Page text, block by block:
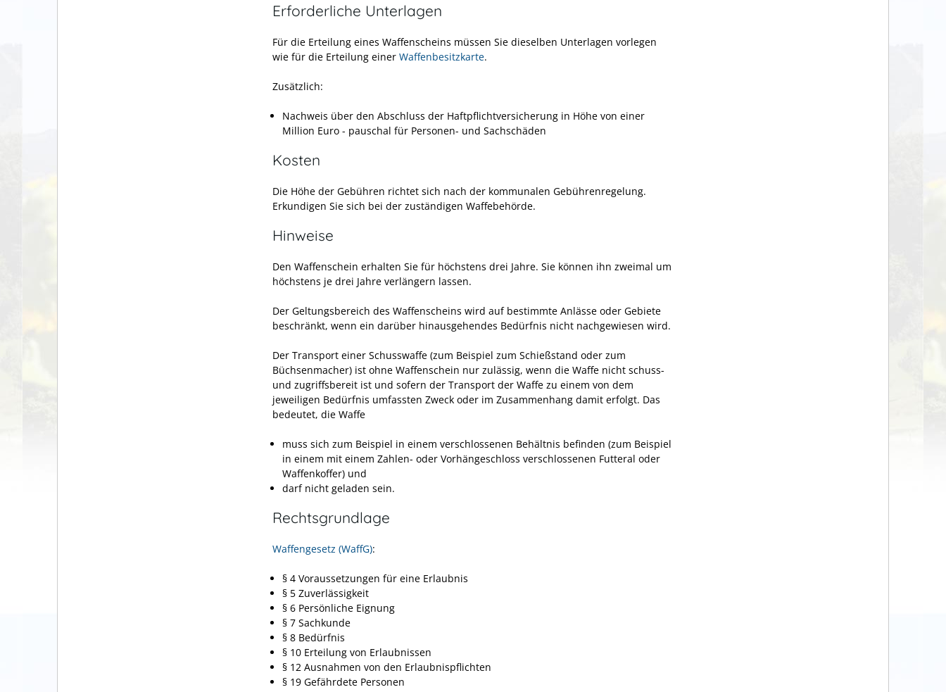
Erforderliche Unterlagen
Für die Erteilung eines Waffenscheins müssen Sie dieselben Unterlagen vorlegen
wie für die Erteilung einer Waffenbesitzkarte.
Zusätzlich:
Nachweis über den Abschluss der Haftpflichtversicherung in Höhe von einer
Million Euro - pauschal für Personen- und Sachschäden
Kosten
Die Höhe der Gebühren richtet sich nach der kommunalen Gebührenregelung.
Erkundigen Sie sich bei der zuständigen Waffebehörde.
Hinweise
Den Waffenschein erhalten Sie für höchstens drei Jahre. Sie können ihn zweimal um
höchstens je drei Jahre verlängern lassen.
Der Geltungsbereich des Waffenscheins wird auf bestimmte Anlässe oder Gebiete
beschränkt, wenn ein darüber hinausgehendes Bedürfnis nicht nachgewiesen wird.
Der Transport einer Schusswaffe (zum Beispiel zum Schießstand oder zum
Büchsenmacher) ist ohne Waffenschein nur zulässig, wenn die Waffe nicht schuss-
und zugriffsbereit ist und sofern der Transport der Waffe zu einem von dem
jeweiligen Bedürfnis umfassten Zweck oder im Zusammenhang damit erfolgt. Das
bedeutet, die Waffe
muss sich zum Beispiel in einem verschlossenen Behältnis befinden (zum Beispiel
in einem mit einem Zahlen- oder Vorhängeschloss verschlossenen Futteral oder
Waffenkoffer) und
darf nicht geladen sein.
Rechtsgrundlage
Waffengesetz (WaffG):
§ 4 Voraussetzungen für eine Erlaubnis
§ 5 Zuverlässigkeit
§ 6 Persönliche Eignung
§ 7 Sachkunde
§ 8 Bedürfnis
§ 10 Erteilung von Erlaubnissen
§ 12 Ausnahmen von den Erlaubnispflichten
§ 19 Gefährdete Personen